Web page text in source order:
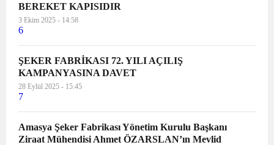
BEREKET KAPISIDIR
3 Ekim 2025 - 14:58
6
ŞEKER FABRİKASI 72. YILI AÇILIŞ
KAMPANYASINA DAVET
28 Eylül 2025 - 15:45
7
Amasya Şeker Fabrikası Yönetim Kurulu Başkanı
Ziraat Mühendisi Ahmet ÖZARSLAN’ın Mevlid